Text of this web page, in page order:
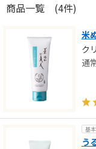
商品一覧 (4件)
米
ク
基
う